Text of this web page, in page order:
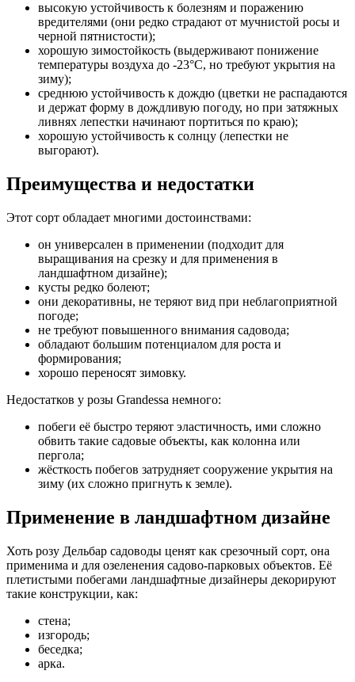
высокую устойчивость к болезням и поражению
вредителями (они редко страдают от мучнистой росы и
черной пятнистости);
хорошую зимостойкость (выдерживают понижение
температуры воздуха до -23°С, но требуют укрытия на
зиму);
среднюю устойчивость к дождю (цветки не распадаются
и держат форму в дождливую погоду, но при затяжных
ливнях лепестки начинают портиться по краю);
хорошую устойчивость к солнцу (лепестки не
выгорают).
Преимущества и недостатки
Этот сорт обладает многими достоинствами:
он универсален в применении (подходит для
выращивания на срезку и для применения в
ландшафтном дизайне);
кусты редко болеют;
они декоративны, не теряют вид при неблагоприятной
погоде;
не требуют повышенного внимания садовода;
обладают большим потенциалом для роста и
формирования;
хорошо переносят зимовку.
Недостатков у розы Grandessa немного:
побеги её быстро теряют эластичность, ими сложно
обвить такие садовые объекты, как колонна или
пергола;
жёсткость побегов затрудняет сооружение укрытия на
зиму (их сложно пригнуть к земле).
Применение в ландшафтном дизайне
Хоть розу Дельбар садоводы ценят как срезочный сорт, она
применима и для озеленения садово-парковых объектов. Её
плетистыми побегами ландшафтные дизайнеры декорируют
такие конструкции, как:
стена;
изгородь;
беседка;
арка.